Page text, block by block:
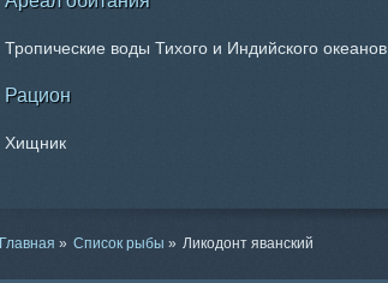
Тропические воды Тихого и Индийского океанов.
Рацион
Хищник
Главная » Список рыбы » Ликодонт яванский